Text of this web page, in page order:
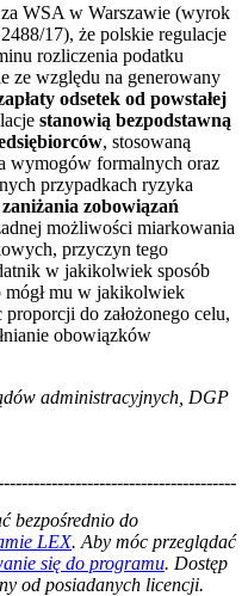
WSA w Warszawie (wyrok
17), że polskie regulacje
rozliczenia podatku
ze względu na generowany
odsetek od powstałej
stanowią bezpodstawną
, stosowaną
wymogów formalnych oraz
przypadkach ryzyka
zaniżania zobowiązań
możliwości miarkowania
przyczyn tego
w jakikolwiek sposób
mógł mu w jakikolwiek
do założonego celu,
obowiązków
administracyjnych, DGP
bezpośrednio do
LEX. Aby móc przeglądać
się do programu. Dostęp
od posiadanych licencji.